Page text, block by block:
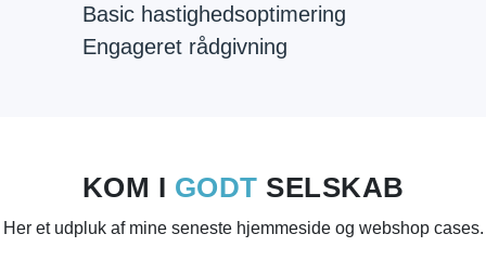
Basic hastighedsoptimering
Engageret rådgivning
KOM I GODT SELSKAB
Her et udpluk af mine seneste hjemmeside og webshop cases.
Holms lastvognsophug